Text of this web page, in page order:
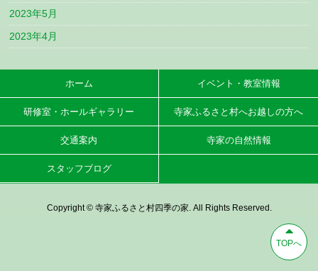
2023年5月
2023年4月
TOPへ
ホーム イベント・教室情報
研修室・ホールギャラリー 寺家ふるさと村へお越しの方へ
交通案内 寺家の自然情報
スタッフブログ
Copyright © 寺家ふるさと村四季の家. All Rights Reserved.